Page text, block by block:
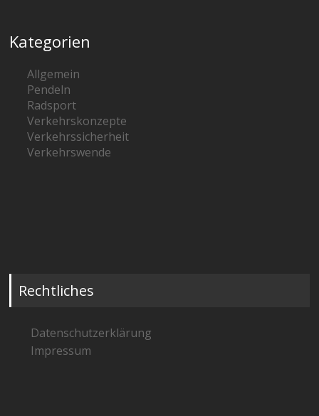
Kategorien
Allgemein
Pendeln
Radsport
Verkehrskonzepte
Verkehrssicherheit
Verkehrswende
Rechtliches
Datenschutzerklärung
Impressum